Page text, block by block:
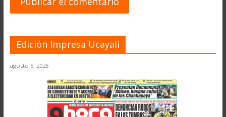
Edición Impresa Ucayali
agosto 5, 2026